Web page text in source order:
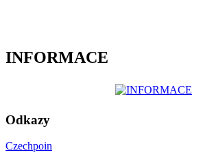
INFORMACE
Odkazy
Czechpoin